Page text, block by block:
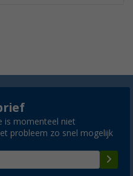
is momenteel niet
probleem zo snel mogelijk